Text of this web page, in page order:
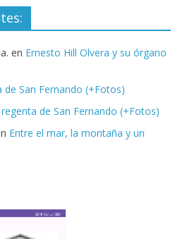
en Ernesto Hill Olvera y su órgano
de San Fernando (+Fotos)
de San Fernando (+Fotos)
Entre el mar, la montaña y un